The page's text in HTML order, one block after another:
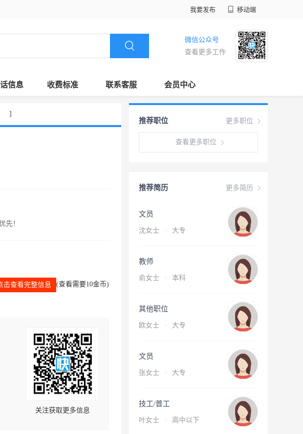
我要发布 移动端
微信公众号
查看更多工作
信息 收费标准 联系客服 会员中心
]
先！
击查看完整信息 (查看需要10金币)
关注获取更多信息
更多职位
推荐职位
查看更多职位
更多简历
推荐简历
文员
沈女士 · 大专
教师
俞女士 · 本科
其他职位
欧女士 · 大专
文员
张女士 · 大专
技工/普工
叶女士 · 高中以下